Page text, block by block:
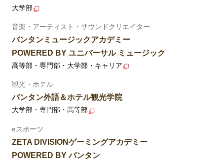
大学部
音楽・アーティスト・サウンドクリエイター
バンタンミュージックアカデミー
POWERED BY ユニバーサル ミュージック
高等部・専門部・大学部・キャリア
観光・ホテル
バンタン外語＆ホテル観光学院
大学部・専門部・高等部
eスポーツ
ZETA DIVISIONゲーミングアカデミー
POWERED BY バンタン